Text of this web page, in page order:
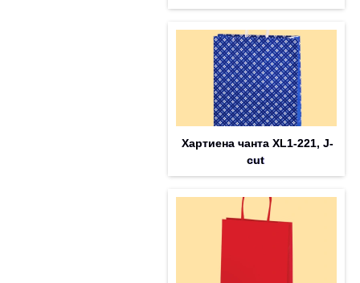
Хартиена чанта XL1-221, J-
cut